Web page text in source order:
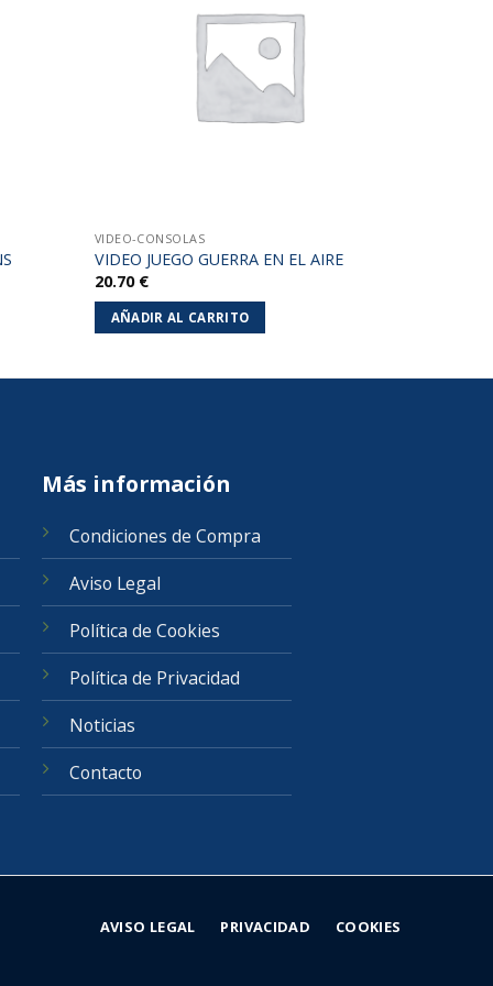
VIDEO-CONSOLAS
VIDEO JUEGO GUERRA EN EL AIRE
20.70 €
AÑADIR AL CARRITO
Más información
Condiciones de Compra
Aviso Legal
Política de Cookies
Política de Privacidad
Noticias
Contacto
AVISO LEGAL PRIVACIDAD COOKIES